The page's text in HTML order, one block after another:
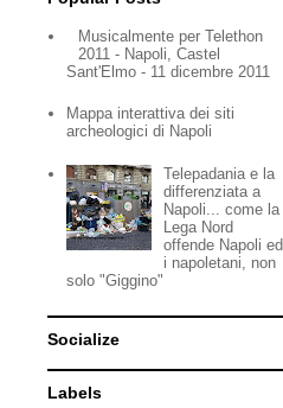
Musicalmente per Telethon
2011 - Napoli, Castel
Sant'Elmo - 11 dicembre 2011
Mappa interattiva dei siti
archeologici di Napoli
Telepadania e la
differenziata a
Napoli... come la
Lega Nord
offende Napoli ed
i napoletani, non
solo "Giggino"
Socialize
Labels